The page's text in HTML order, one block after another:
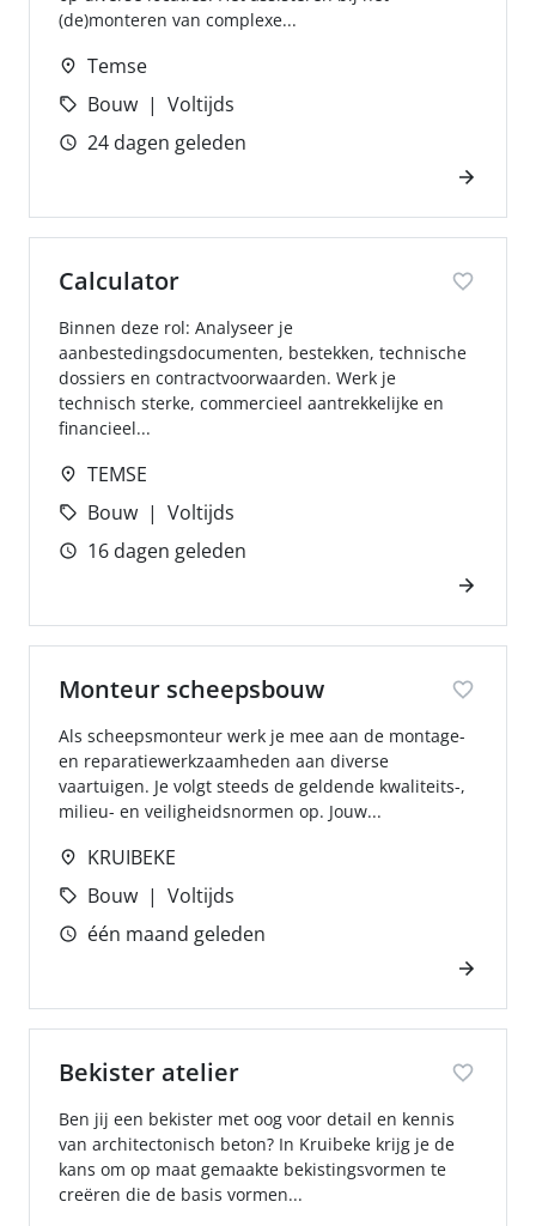
(de)monteren van complexe...
Temse
Bouw
Voltijds
24 dagen geleden
Calculator
Binnen deze rol: Analyseer je
aanbestedingsdocumenten, bestekken, technische
dossiers en contractvoorwaarden. Werk je
technisch sterke, commercieel aantrekkelijke en
financieel...
TEMSE
Bouw
Voltijds
16 dagen geleden
Monteur scheepsbouw
Als scheepsmonteur werk je mee aan de montage-
en reparatiewerkzaamheden aan diverse
vaartuigen. Je volgt steeds de geldende kwaliteits-,
milieu- en veiligheidsnormen op. Jouw...
KRUIBEKE
Bouw
Voltijds
één maand geleden
Bekister atelier
Ben jij een bekister met oog voor detail en kennis
van architectonisch beton? In Kruibeke krijg je de
kans om op maat gemaakte bekistingsvormen te
creëren die de basis vormen...